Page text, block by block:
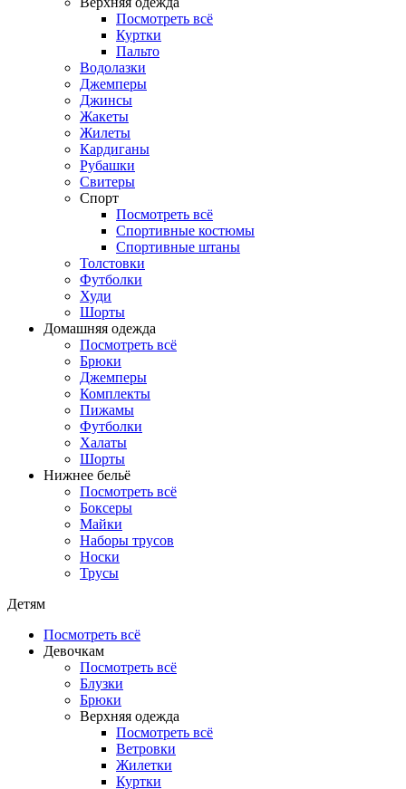
Посмотреть всё
Куртки
Пальто
Водолазки
Джемперы
Джинсы
Жакеты
Жилеты
Кардиганы
Рубашки
Свитеры
Спорт
Посмотреть всё
Спортивные костюмы
Спортивные штаны
Толстовки
Футболки
Худи
Шорты
Домашняя одежда
Посмотреть всё
Брюки
Джемперы
Комплекты
Пижамы
Футболки
Халаты
Шорты
Нижнее бельё
Посмотреть всё
Боксеры
Майки
Наборы трусов
Носки
Трусы
Детям
Посмотреть всё
Девочкам
Посмотреть всё
Блузки
Брюки
Верхняя одежда
Посмотреть всё
Ветровки
Жилетки
Куртки